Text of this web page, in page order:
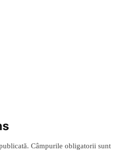
Câmpurile obligatorii sunt